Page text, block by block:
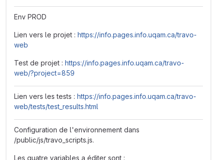
Env PROD
Lien vers le projet : https://info.pages.info.uqam.ca/travo-
web
Test de projet : https://info.pages.info.uqam.ca/travo-
web/?project=859
Lien vers les tests : https://info.pages.info.uqam.ca/travo-
web/tests/test_results.html
Configuration de l'environnement dans
/public/js/travo_scripts.js.
Les quatre variables a éditer sont :